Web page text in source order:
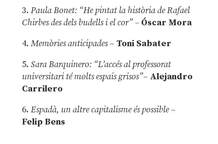
3. Paula Bonet: “He pintat la història de Rafael
Chirbes des dels budells i el cor” –Óscar Mora
4. Memòries anticipades– Toni Sabater
5. Sara Barquinero: “L’accés al professorat
universitari té molts espais grisos”– Alejandro
Carrilero
6. Espadà, un altre capitalisme és possible –
Felip Bens